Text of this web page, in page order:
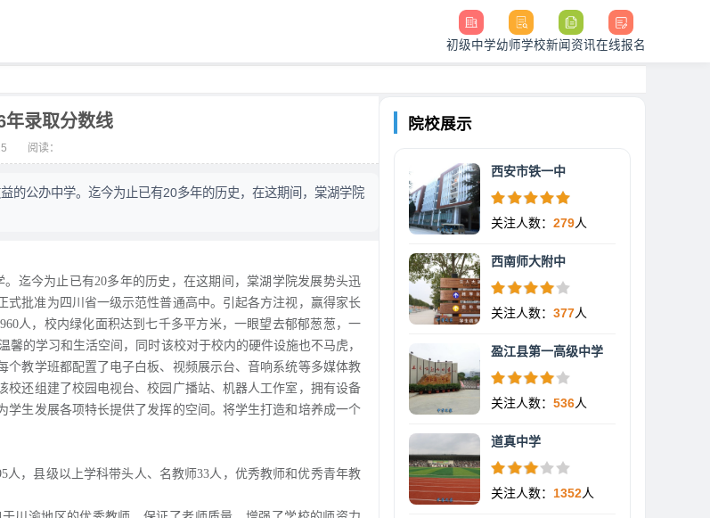
初级中学幼师学校新闻资讯在线报名
年录取分数线
阅读：
的公办中学。迄今为止已有20多年的历史，在这期间，棠湖学院
今为止已有20多年的历史，在这期间，棠湖学院发展势头迅
式批准为四川省一级示范性普通高中。引起各方注视，赢得家长
人，校内绿化面积达到七千多平方米，一眼望去郁郁葱葱，一
的学习和生活空间，同时该校对于校内的硬件设施也不马虎，
教学班都配置了电子白板、视频展示台、音响系统等多媒体教
还组建了校园电视台、校园广播站、机器人工作室，拥有设备
生发展各项特长提供了发挥的空间。将学生打造和培养成一个
，县级以上学科带头人、名教师33人，优秀教师和优秀青年教
院校展示
西安市铁一中
关注人数： 279人
西南师大附中
关注人数： 377人
盈江县第一高级中学
关注人数： 536人
道真中学
关注人数： 1352人